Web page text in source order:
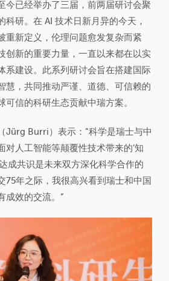
今已经举办了三届，前两届研讨会聚
科研。在 AI 技术日新月异的今天，
重新定义，伦理问题愈发复杂而紧
创新的重要力量，一直以来都在以实
系建设。此系列研讨会旨在搭建国际
慧，共同推动严谨、道德、可信赖的
可信的科研生态贡献中瑞方案。
Jürg Burri）表示：“科学是瑞士与中
对人工智能等颠覆性技术带来的‘知
成共识是未来双方深化科学合作的
75年之际，我很高兴看到瑞士和中国
成效的交流。”